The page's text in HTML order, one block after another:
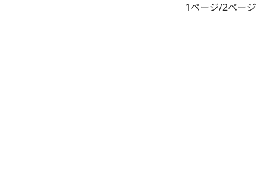
1ページ/2ページ